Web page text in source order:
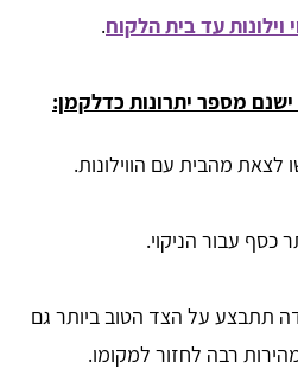
וילונות עד בית הלקוח.
ישנם מספר יתרונות כדלקמן:
מהבית עם הווילונות.
כסף עבור הניקוי.
תתבצע על הצד הטוב ביותר גם
רבה לחזור למקומו.